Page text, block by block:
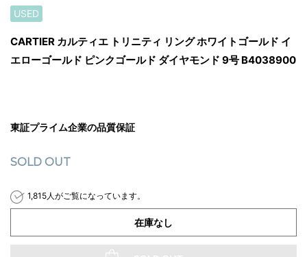
USED
CARTIER カルティエ トリニティ リング ホワイトゴールド イ
エローゴールド ピンクゴールド ダイヤモンド 9号 B4038900
東証プライム企業の品質保証
SOLD OUT
1,815人がご覧になっています。
在庫なし